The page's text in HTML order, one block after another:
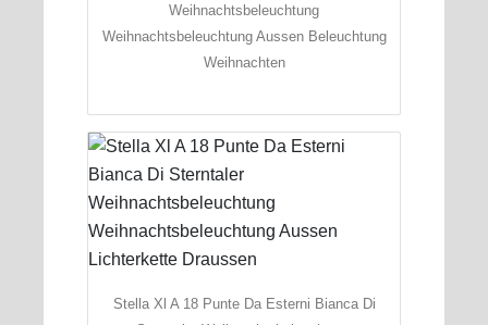
Weihnachtsbeleuchtung
Weihnachtsbeleuchtung Aussen Beleuchtung
Weihnachten
Stella Xl A 18 Punte Da Esterni Bianca Di